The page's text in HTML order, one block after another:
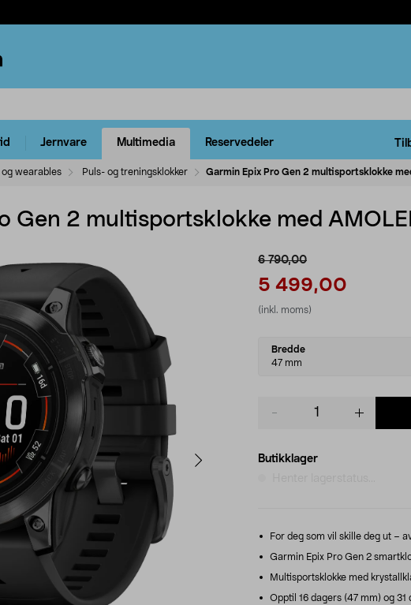
Jernvare Multimedia Reservedeler
og wearables Puls- og treningsklokker Garmin Epix Pro Gen 2 multisportsklokke
Gen 2 multisportsklokke med
6 790,00
5 499,00
(inkl. moms)
Select
variant
Bredde
47 mm
Butikklager
For deg som vil skille deg ut –
Garmin Epix Pro Gen 2
Multisportsklokke med
Opptil 16 dagers (47 mm) og